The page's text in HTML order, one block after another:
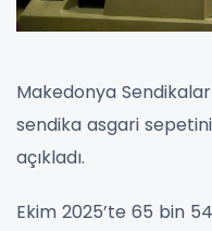
Makedonya
sendika asgari
açıkladı.
Ekim 2025’te 65 bin